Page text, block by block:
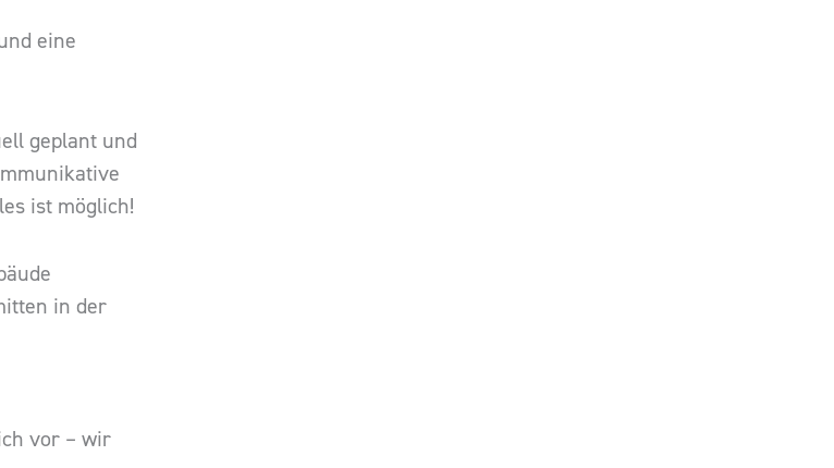
eine
geplant und
ist möglich!
in der
vor – wir